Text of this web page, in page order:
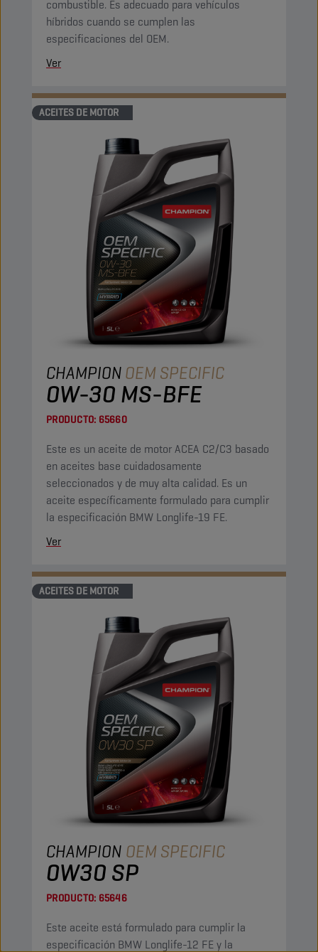
combustible. Es adecuado para vehículos
híbridos cuando se cumplen las
especificaciones del OEM.
Ver
ACEITES DE MOTOR
CHAMPIONOEM SPECIFIC
0W-30 MS-BFE
PRODUCTO: 65660
Este es un aceite de motor ACEA C2/C3 basado
en aceites base cuidadosamente
seleccionados y de muy alta calidad. Es un
aceite específicamente formulado para cumplir
la especificación BMW Longlife-19 FE.
Ver
ACEITES DE MOTOR
CHAMPION OEM SPECIFIC
0W30 SP
PRODUCTO: 65646
Este aceite está formulado para cumplir la
especificación BMW Longlife-12 FE y la